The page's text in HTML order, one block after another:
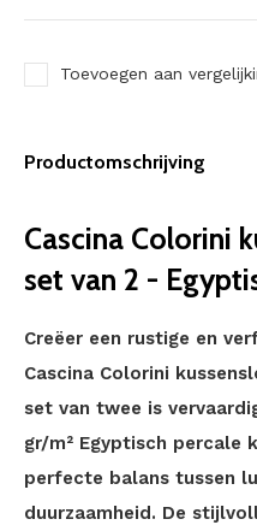
Toevoegen aan
Productomschrijving
Cascina Colorini
set van 2 -
Creëer een rustige en
Cascina Colorini
set van twee is
gr/m² Egyptisch percale
perfecte balans tussen
duurzaamheid. De